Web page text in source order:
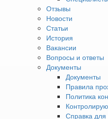
Отзывы
Новости
Статьи
История
Вакансии
Вопросы и ответы
Документы
Документы
Правила
Политика
Справка для
Содержание
Характеристики
Показания
Противопоказания
Лечебные ванны с
Ванны с механическим
Лечебные ванны уже давно
составляющей курортной
пользуются большой
санаториев. Процедуры
оказывают разное влияние